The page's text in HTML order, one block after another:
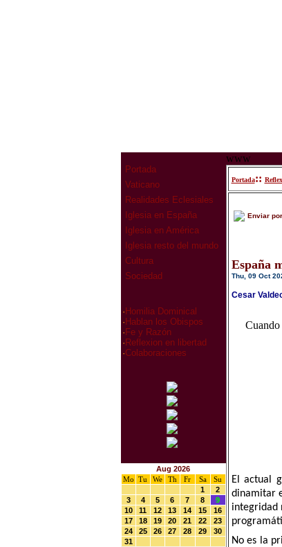
Portada
Vaticano
Realidades Eclesiales
Iglesia en España
Iglesia en América
Iglesia resto del mundo
Cultura
Sociedad
· Homilia Dominical
· Hablan los Obispos
· Fe y Razón
· Reflexion en libertad
·Colaboraciones
Aug 2026
Mo Tu We Th Fr Sa
Su
1
2
3
4 5 6 7 8
9
10
11 12 13 14 15
16
17
18 19 20 21 22
23
24
25 26 27 28 29
30
31
www
Portada::
Enviar
España
Thu, 09 Oct
Cesar
Cuando
El actual
dinamitar
integridad
No es la